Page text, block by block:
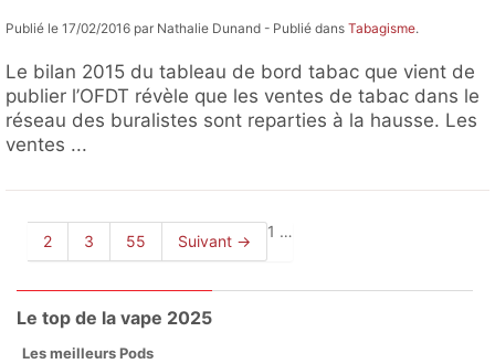
Publié le 17/02/2016 par Nathalie Dunand - Publié dans Tabagisme.
Le bilan 2015 du tableau de bord tabac que vient de
publier l’OFDT révèle que les ventes de tabac dans le
réseau des buralistes sont reparties à la hausse. Les
ventes ...
1
2 3
…
55 Suivant →
Le top de la vape 2025
Les meilleurs Pods